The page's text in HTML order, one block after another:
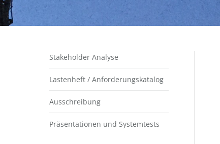
Stakeholder Analyse
Lastenheft / Anforderungskatalog
Ausschreibung
Präsentationen und Systemtests